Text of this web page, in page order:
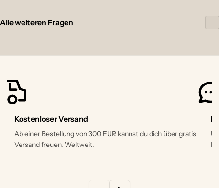
Alle weiteren Fragen
Kostenloser Versand
Ab einer Bestellung von 300 EUR kannst du dich über gratis
Versand freuen. Weltweit.